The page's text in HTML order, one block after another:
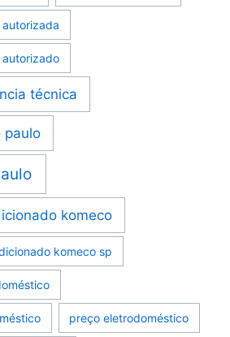
autorizado
técnica
paulo
komeco
komeco sp
preço eletrodoméstico